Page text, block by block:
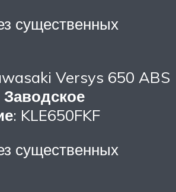
существенных
Versys 650 ABS
Заводское
: KLE650FKF
существенных